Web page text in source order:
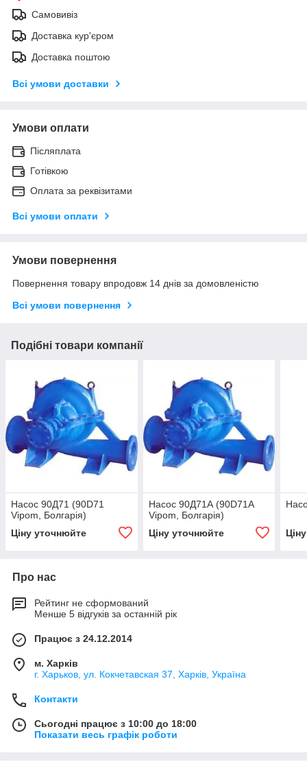
Самовивіз
Доставка кур'єром
Доставка поштою
Всі умови доставки
Умови оплати
Післяплата
Готівкою
Оплата за реквізитами
Всі умови оплати
Умови повернення
Повернення товару впродовж 14 днів за домовленістю
Всі умови повернення
Подібні товари компанії
Насос 90Д71 (90D71
Vipom, Болгарія)
Ціну уточнюйте
Насос 90Д71А (90D71A
Vipom, Болгарія)
Ціну уточнюйте
Про нас
Рейтинг не сформований
Менше 5 відгуків за останній рік
Працює з 24.12.2014
м. Харків
г. Харьков, ул. Кокчетавская 37, Харків, Україна
Контакти
Сьогодні працює з 10:00 до 18:00
Показати весь графік роботи